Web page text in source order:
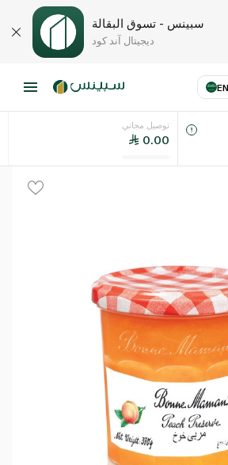
سبينس - تسوق البقالة
ديجيتال آند كود
EN
اللغةتوصيل مجاني
0.00